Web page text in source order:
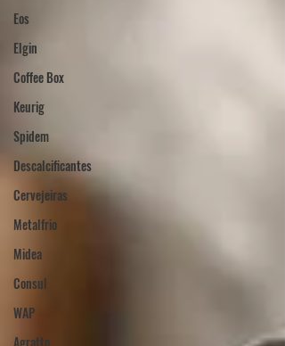
Eos
Elgin
Coffee Box
Keurig
Spidem
Descalcificantes
Cervejeiras
Metalfrio
Midea
Consul
WAP
Agratto